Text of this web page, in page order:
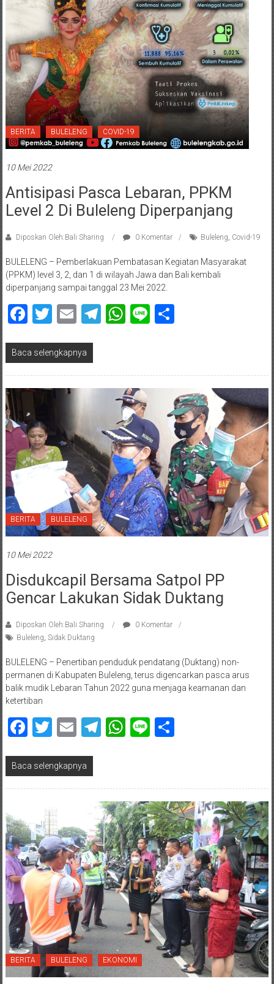
BERITA BULELENG COVID-19
10 Mei 2022
Antisipasi Pasca Lebaran, PPKM
Level 2 Di Buleleng Diperpanjang
Diposkan Oleh:Bali Sharing 0 Komentar Buleleng, Covid-19
BULELENG – Pemberlakuan Pembatasan Kegiatan Masyarakat
(PPKM) level 3, 2, dan 1 di wilayah Jawa dan Bali kembali
diperpanjang sampai tanggal 23 Mei 2022.
Facebook
Twitter
EmailTelegram
WhatsApp
LineShare
Baca selengkapnya
BERITA BULELENG
10 Mei 2022
Disdukcapil Bersama Satpol PP
Gencar Lakukan Sidak Duktang
Diposkan Oleh:Bali Sharing
0 Komentar
Buleleng, Sidak Duktang
BULELENG – Penertiban penduduk pendatang (Duktang) non-
permanen di Kabupaten Buleleng, terus digencarkan pasca arus
balik mudik Lebaran Tahun 2022 guna menjaga keamanan dan
ketertiban
Facebook
Twitter
EmailTelegram
WhatsApp
LineShare
Baca selengkapnya
BERITA BULELENG EKONOMI